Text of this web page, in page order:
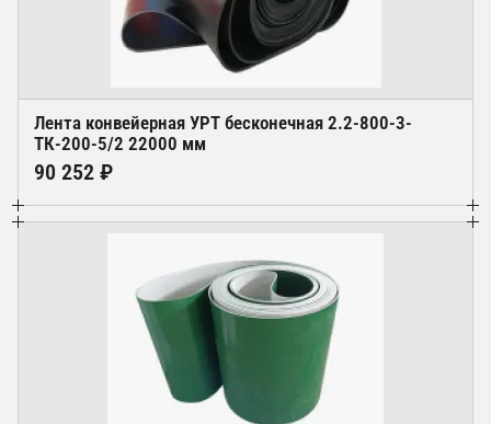
Лента конвейерная УРТ бесконечная 2.2-800-3-
ТК-200-5/2 22000 мм
90 252 ₽